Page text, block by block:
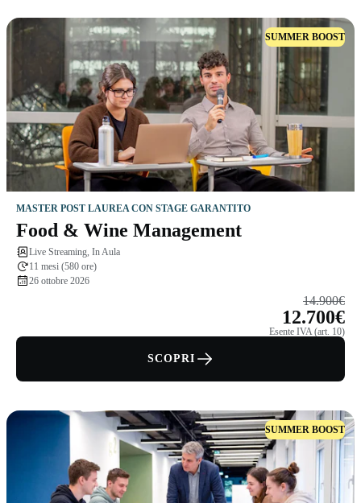
SUMMER BOOST
MASTER POST LAUREA CON STAGE GARANTITO
Food & Wine Management
Live Streaming, In Aula
11 mesi (580 ore)
26 ottobre 2026
14.900€
12.700€
Esente IVA (art. 10)
SCOPRI
SUMMER BOOST